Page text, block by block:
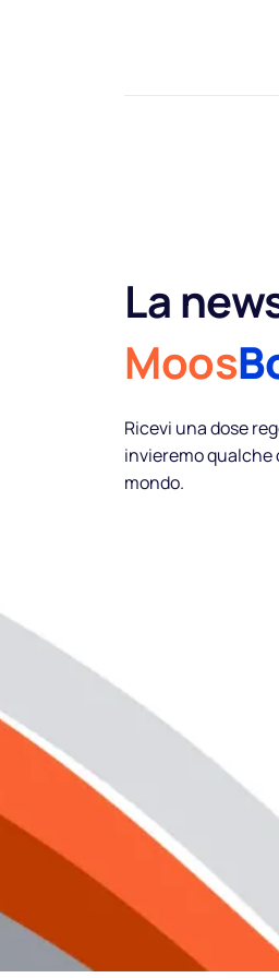
La
Moos
Ricevi una dose
invieremo qualche
mondo.